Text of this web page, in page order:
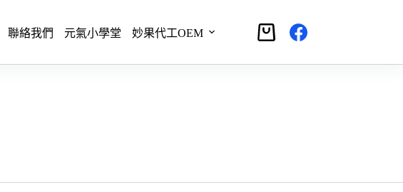
聯絡我們 元氣小學堂 妙果代工OEM